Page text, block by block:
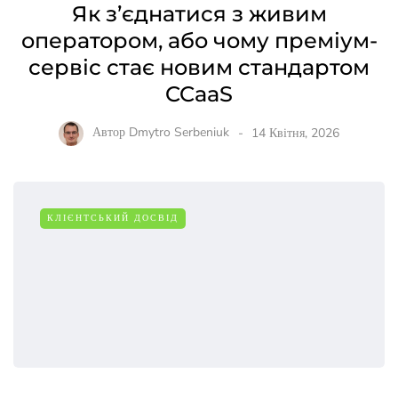
Як з’єднатися з живим
оператором, або чому преміум-
сервіс стає новим стандартом
CCaaS
Автор Dmytro Serbeniuk 14 Квітня, 2026
КЛІЄНТСЬКИЙ ДОСВІД